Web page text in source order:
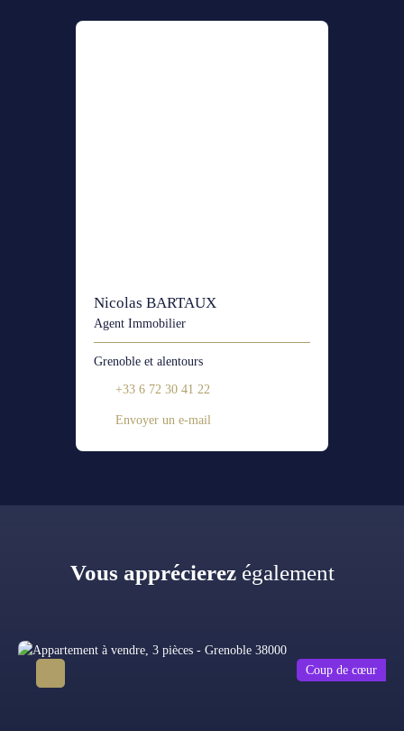
Nicolas BARTAUX
Agent Immobilier
Grenoble et alentours
+33 6 72 30 41 22
Envoyer un e-mail
Vous apprécierezégalement
Coup de cœur